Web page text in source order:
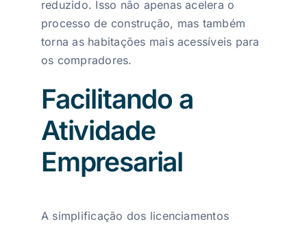
reduzido. Isso não apenas acelera o
processo de construção, mas também
torna as habitações mais acessíveis para
os compradores.
Facilitando a
Atividade
Empresarial
A simplificação dos licenciamentos